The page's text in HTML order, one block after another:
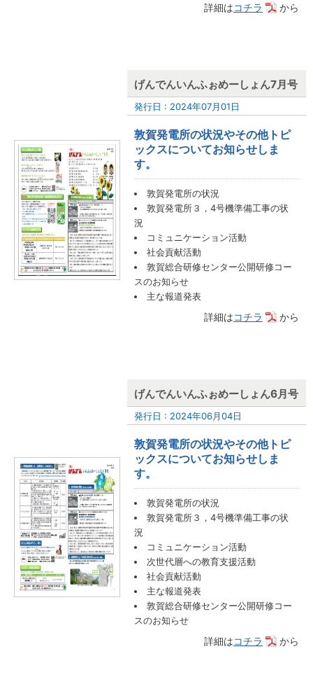
詳細はコチラ から
げんでんいんふぉめーしょん7月号
発行日 : 2024年07月01日
敦賀発電所の状況やその他トピ
ックスについてお知らせしま
す。
敦賀発電所の状況
敦賀発電所３，4号機準備工事の状
況
コミュニケーション活動
社会貢献活動
敦賀総合研修センター公開研修コー
スのお知らせ
主な報道発表
詳細はコチラ から
げんでんいんふぉめーしょん6月号
発行日 : 2024年06月04日
敦賀発電所の状況やその他トピ
ックスについてお知らせしま
す。
敦賀発電所の状況
敦賀発電所３，4号機準備工事の状
況
コミュニケーション活動
次世代層への教育支援活動
社会貢献活動
主な報道発表
敦賀総合研修センター公開研修コー
スのお知らせ
詳細はコチラ から